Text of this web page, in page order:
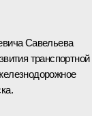
Савельева
транспортной